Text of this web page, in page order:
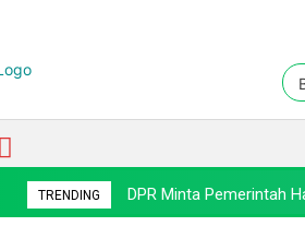
TRENDING DPR Minta Pemerintah